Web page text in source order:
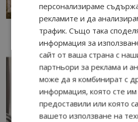
персонализираме
рекламите и да
трафик. Също така
информация за
сайт от ваша страна с
партньори за реклама и
може да я комбинират с
информация, която сте им
предоставили или която
вашето използване на